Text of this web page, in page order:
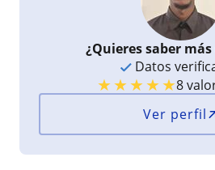
¿Quieres saber
Datos
★★★★★8
Ver perfil